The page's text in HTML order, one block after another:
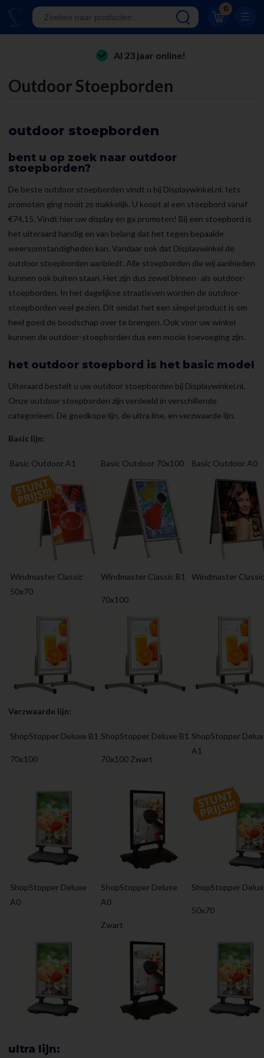
0
kaarthouders
winkelinrichting & retail displays
kliklijsten
kantoorartikelen
Eigen productie
24/7 bereikbaar
Al 23 jaar online!
Klantwaardering 8.9
Outdoor Stoepborden
outdoor stoepborden
bent u op zoek naar outdoor
stoepborden?
De beste outdoor stoepborden vindt u bij Displaywinkel.nl. Iets
promoten ging nooit zo makkelijk. U koopt al een stoepbord vanaf
€74,15. Vindt hier uw display en ga promoten! Bij een stoepbord is
het uiteraard handig en van belang dat het tegen bepaalde
weersomstandigheden kan. Vandaar ook dat Displaywinkel de
outdoor stoepborden aanbiedt. Alle stoepborden die wij aanbieden
kunnen ook buiten staan. Het zijn dus zowel binnen- als outdoor-
stoepborden. In het dagelijkse straatleven worden de outdoor-
stoepborden veel gezien. Dit omdat het een simpel product is om
heel goed de boodschap over te brengen. Ook voor uw winkel
kunnen de outdoor-stoepborden dus een mooie toevoeging zijn.
het outdoor stoepbord is het basic model
Uiteraard bestelt u uw outdoor stoepborden bij Displaywinkel.nl.
Onze outdoor stoepborden zijn verdeeld in verschillende
categorieen. De goedkope lijn, de ultra line, en verzwaarde lijn.
Basic lijn:
Basic Outdoor A1 Basic Outdoor 70x100 Basic Outdoor A0
Windmaster Classic
50x70
Windmaster Classic B1
70x100
Windmaster
Verzwaarde lijn:
ShopStopper Deluxe B1
70x100
ShopStopper Deluxe B1
70x100 Zwart
ShopStopper
A1
ShopStopper Deluxe
A0
ShopStopper Deluxe
A0
Zwart
ShopStopper
50x70
ultra lijn: